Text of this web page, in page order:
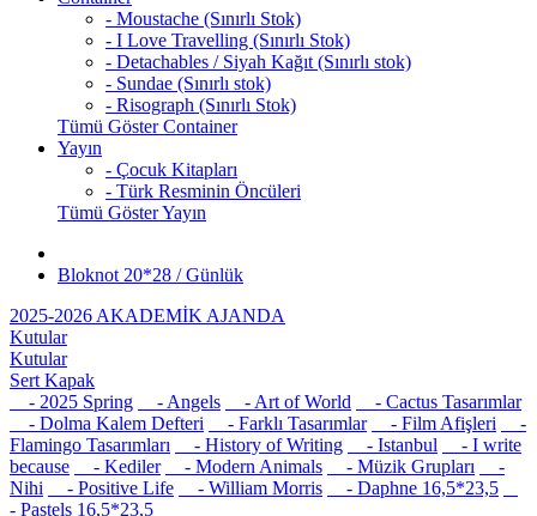
- Moustache (Sınırlı Stok)
- I Love Travelling (Sınırlı Stok)
- Detachables / Siyah Kağıt (Sınırlı stok)
- Sundae (Sınırlı stok)
- Risograph (Sınırlı Stok)
Tümü Göster Container
Yayın
- Çocuk Kitapları
- Türk Resminin Öncüleri
Tümü Göster Yayın
Bloknot 20*28 / Günlük
2025-2026 AKADEMİK AJANDA
Kutular
Kutular
Sert Kapak
- 2025 Spring
- Angels - Art of World
- Cactus Tasarımlar
- Dolma Kalem Defteri
- Farklı Tasarımlar - Film Afişleri
-
Flamingo Tasarımları
- History of Writing - Istanbul
- I write
because
- Kediler - Modern Animals - Müzik Grupları
-
Nihi
- Positive Life - William Morris
- Daphne 16,5*23,5
- Pastels 16,5*23,5